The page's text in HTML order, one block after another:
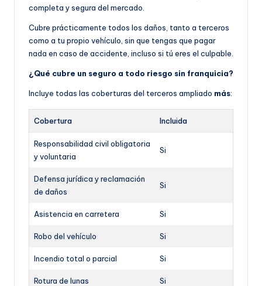
completa y segura del mercado.
Cubre prácticamente todos los daños, tanto a terceros
como a tu propio vehículo, sin que tengas que pagar
nada en caso de accidente, incluso si tú eres el culpable.
¿Qué cubre un seguro a todo riesgo sin franquicia?
Incluye todas las coberturas del terceros ampliado más:
Cobertura Incluida
Responsabilidad civil obligatoria
y voluntaria
Si
Defensa jurídica y reclamación
de daños
Si
Asistencia en carretera Si
Robo del vehículo Si
Incendio total o parcial Si
Rotura de lunas Si